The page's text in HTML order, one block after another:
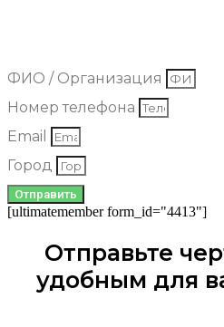
ФИО / Организация
Номер телефона
Email
Город
Отправить
[ultimatemember form_id="4413"]
Отправьте
удобным для